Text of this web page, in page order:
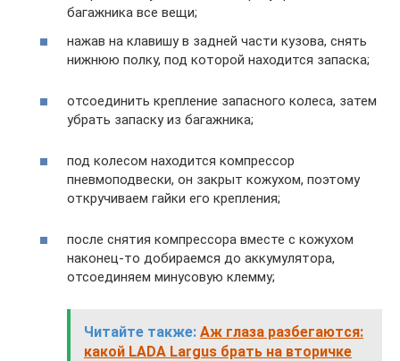
багажника все вещи;
нажав на клавишу в задней части кузова, снять
нижнюю полку, под которой находится запаска;
отсоединить крепление запасного колеса, затем
убрать запаску из багажника;
под колесом находится компрессор
пневмоподвески, он закрыт кожухом, поэтому
откручиваем гайки его крепления;
после снятия компрессора вместе с кожухом
наконец-то добираемся до аккумулятора,
отсоединяем минусовую клемму;
Читайте также: Аж глаза разбегаются:
какой LADA Largus брать на вторичке